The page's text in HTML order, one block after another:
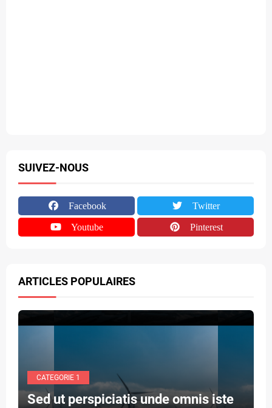
SUIVEZ-NOUS
Facebook Twitter
Youtube Pinterest
ARTICLES POPULAIRES
CATEGORIE 1
Sed ut perspiciatis unde omnis iste